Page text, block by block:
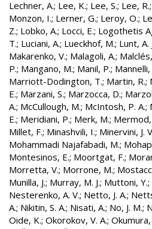
Lechner, A.; Lee, K.; Lee, S.; Lee, R.;
Monzon, I.; Lerner, G.; Leroy, O.;
Z.; Lobko, A.; Locci, E.; Logothetis
T.; Luciani, A.; Lueckhof, M.; Lunt, A.
Makarenko, V.; Malagoli, A.;
P.; Mangano, M.; Manil, P.; Mannelli,
Marriott-Dodington, T.; Martin, R.;
E.; Marzani, S.; Marzocca, D.;
A.; McCullough, M.; McIntosh, P. A.;
E.; Meridiani, P.; Merk, M.;
Millet, F.; Minashvili, I.; Minervini, J.
Mohammadi Najafabadi, M.;
Montesinos, E.; Moortgat, F.;
Morretta, V.; Morrone, M.;
Munilla, J.; Murray, M. J.; Muttoni, Y.;
Nesterenko, A. V.; Netto, J. A.;
A.; Nikitin, S. A.; Nisati, A.; No, J. M.;
Oide, K.; Okorokov, V. A.; Okumura,